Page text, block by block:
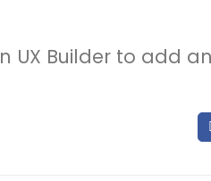
UX Builder to add